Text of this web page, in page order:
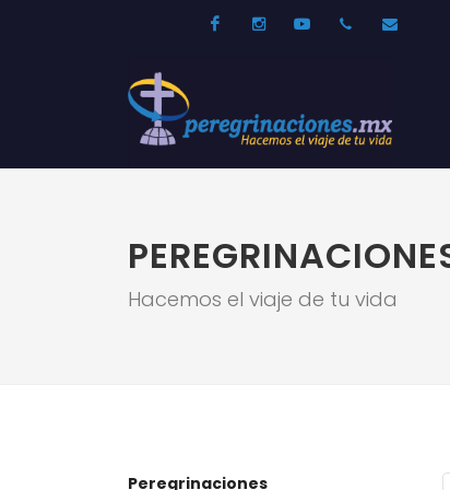
FacebookInstagramYoutube52 33
Hacemos el viaje de tu vida
Peregrinaciones